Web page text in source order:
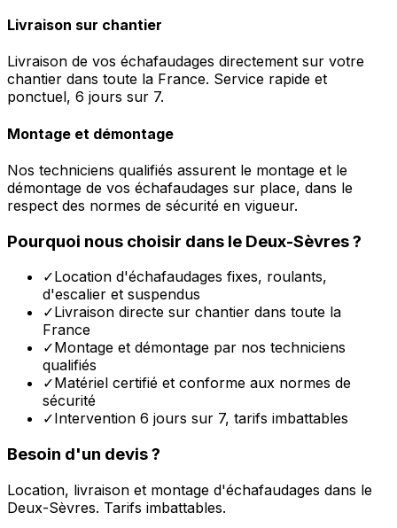
Livraison sur chantier
Livraison de vos échafaudages directement sur votre
chantier dans toute la France. Service rapide et
ponctuel, 6 jours sur 7.
Montage et démontage
Nos techniciens qualifiés assurent le montage et le
démontage de vos échafaudages sur place, dans le
respect des normes de sécurité en vigueur.
Pourquoi nous choisir dans le Deux-Sèvres?
✓Location d'échafaudages fixes, roulants,
d'escalier et suspendus
✓Livraison directe sur chantier dans toute la
France
✓Montage et démontage par nos techniciens
qualifiés
✓Matériel certifié et conforme aux normes de
sécurité
✓Intervention 6 jours sur 7, tarifs imbattables
Besoin d'un devis ?
Location, livraison et montage d'échafaudages dans le
Deux-Sèvres. Tarifs imbattables.